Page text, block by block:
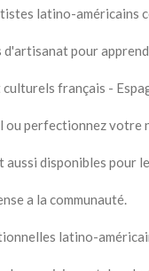
latino-américains
pour
français -
ou perfectionnez
disponibles pour
a la communauté.
latino-